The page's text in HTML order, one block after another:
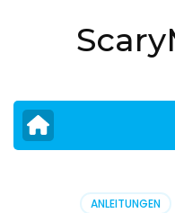
drücken)
ANLEITUNGEN